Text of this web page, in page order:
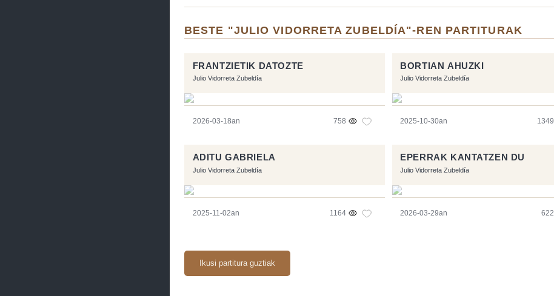
BESTE "JULIO VIDORRETA ZUBELDÍA"-REN PARTITURAK
FRANTZIETIK DATOZTE
Julio Vidorreta Zubeldía
2026-03-18an 758
BORTIAN AHUZKI
Julio Vidorreta Zubeldía
2025-10-30an 1349
ADITU GABRIELA
Julio Vidorreta Zubeldía
2025-11-02an 1164
EPERRAK KANTATZEN DU
Julio Vidorreta Zubeldía
2026-03-29an 622
Ikusi partitura guztiak